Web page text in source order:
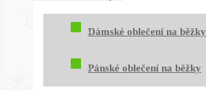
Dámské oblečení na běžky
Pánské oblečení na běžky